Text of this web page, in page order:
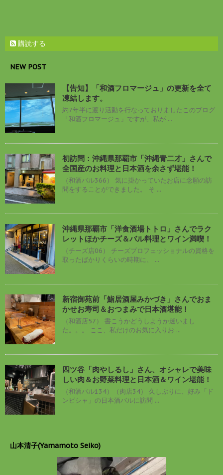
購読する
NEW POST
【告知】「和酒フロマージュ」の更新を全て
凍結します。
約7年半に渡り活動を行なっておりましたこのブログ
「和酒フロマージュ」ですが、私が ...
初訪問：沖縄県那覇市「沖縄青二才」さんで
全国産のお料理と日本酒を余さず堪能！
（和酒バル366） 気に掛かっていたお店に念願の訪
問をすることができました。 そ ...
沖縄県那覇市「洋食酒場トトロ」さんでラク
レットほかチーズ＆バル料理とワイン満喫！
（チーズ店06） チーズプロフェッショナルの資格を
取ったばかりくらいの時期に、 ...
新宿御苑前「鮨居酒屋みかづき」さんでおま
かせお寿司＆おつまみで日本酒堪能！
（和酒店57） 書こうかどうしようか迷いまし
た。。。 ここ、私だけのお気に入りお ...
四ツ谷「肉やしるし」さん、オシャレで美味
しい肉＆お野菜料理と日本酒＆ワイン堪能！
（和酒バル134）（肉店34） 久しぶりに、好み「ド
ンピシャ」の日本酒バルに訪問 ...
山本清子(Yamamoto Seiko)